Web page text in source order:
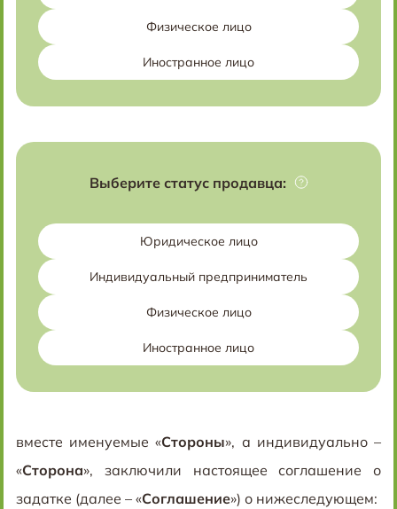
Физическое лицо
Иностранное лицо
Выберите статус продавца:
Юридическое лицо
Индивидуальный предприниматель
Физическое лицо
Иностранное лицо
вместе именуемые «Стороны», а индивидуально –
«Сторона», заключили настоящее соглашение о
задатке (далее – «Соглашение») о нижеследующем: